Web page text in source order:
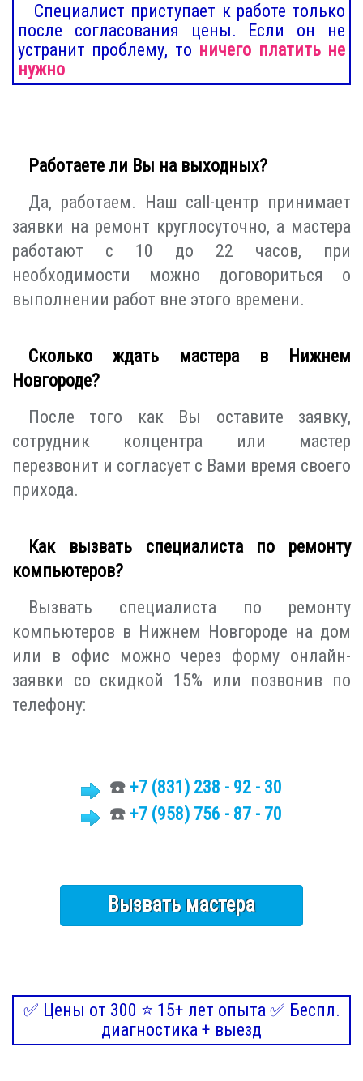
Специалист приступает к работе только
после согласования цены. Если он не
устранит проблему, то ничего платить не
нужно
Работаете ли Вы на выходных?
Да, работаем. Наш call-центр принимает
заявки на ремонт круглосуточно, а мастера
работают с 10 до 22 часов, при
необходимости можно договориться о
выполнении работ вне этого времени.
Сколько ждать мастера в Нижнем
Новгороде?
После того как Вы оставите заявку,
сотрудник колцентра или мастер
перезвонит и согласует с Вами время своего
прихода.
Как вызвать специалиста по ремонту
компьютеров?
Вызвать специалиста по ремонту
компьютеров в Нижнем Новгороде на дом
или в офис можно через форму онлайн-
заявки со скидкой 15% или позвонив по
телефону:
☎️ +7 (831) 238 - 92 - 30
☎️ +7 (958) 756 - 87 - 70
Вызвать мастера
✅ Цены от 300 ⭐ 15+ лет опыта ✅ Беспл.
диагностика + выезд